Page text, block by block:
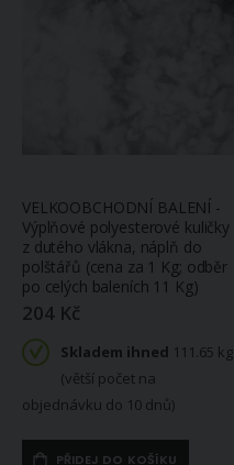
VELKOOBCHODNÍ BALENÍ -
Výplňové polyesterové kuličky
z dutého vlákna, náplň do
polštářů (cena za 1 Kg; odběr
po celých baleních 11 Kg)
204 Kč
Skladem ihned 111.65 kg
(větší počet na
objednávku do 10 dnů)
PŘIDEJ DO KOŠÍKU